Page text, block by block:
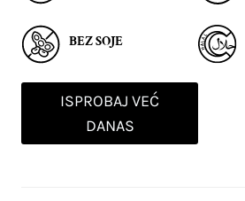
BEZ SOJE
ISPROBAJ VEĆ
DANAS